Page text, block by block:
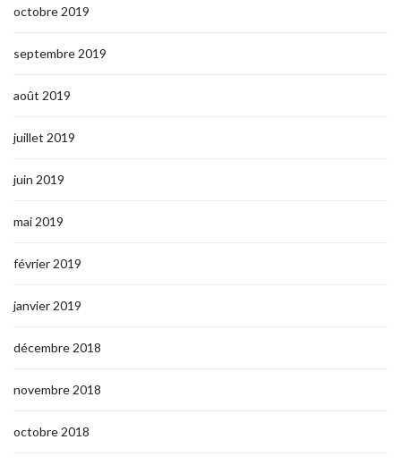
octobre 2019
septembre 2019
août 2019
juillet 2019
juin 2019
mai 2019
février 2019
janvier 2019
décembre 2018
novembre 2018
octobre 2018